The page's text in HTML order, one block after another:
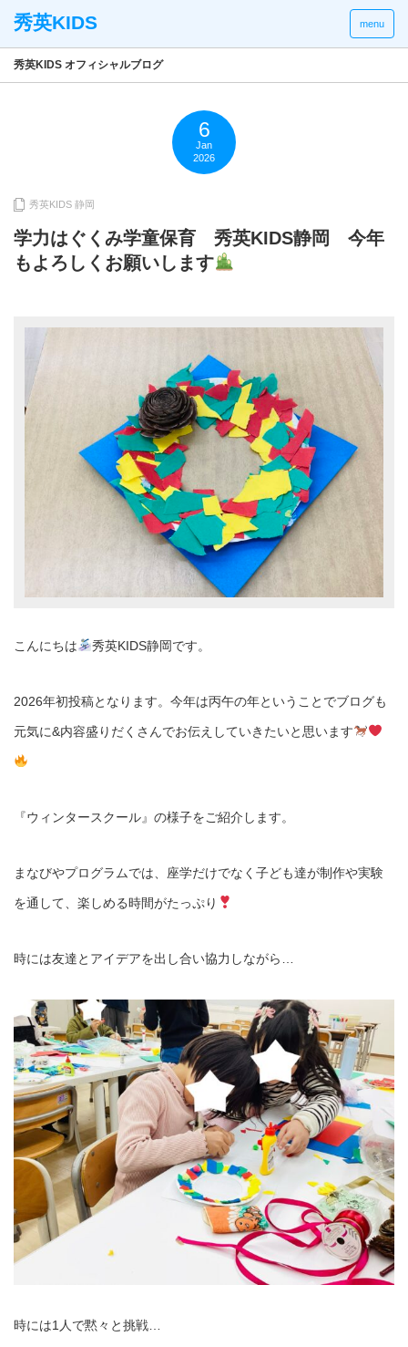
menu
秀英KIDS オフィシャルブログ
6
Jan
2026
秀英KIDS 静岡
学力はぐくみ学童保育 秀英KIDS静岡 今年
もよろしくお願いします
こんにちは 秀英KIDS静岡です。
2026年初投稿となります。今年は丙午の年ということでブログも
元気に&内容盛りだくさんでお伝えしていきたいと思います
『ウィンタースクール』の様子をご紹介します。
まなびやプログラムでは、座学だけでなく子ども達が制作や実験
を通して、楽しめる時間がたっぷり
時には友達とアイデアを出し合い協力しながら…
時には1人で黙々と挑戦…